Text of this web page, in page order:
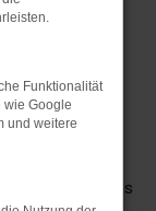
für
einen Kia
hat in jeder
unter Beweis
Funktionalität
wie Google
und weitere